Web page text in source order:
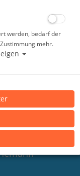
Petrel 3 SA
Tec-Computer
werden, bedarf der
mehr.